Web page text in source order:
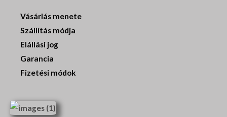
Vásárlás menete
Szállítás módja
Elállási jog
Garancia
Fizetési módok